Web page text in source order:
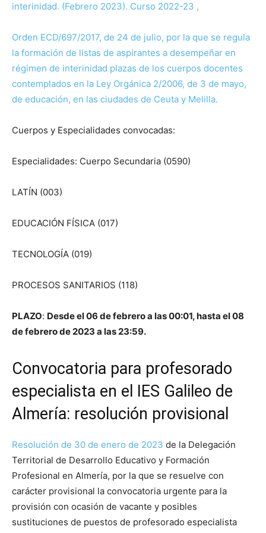
interinidad. (Febrero 2023). Curso 2022-23 ,
Orden ECD/697/2017, de 24 de julio, por la que se regula
la formación de listas de aspirantes a desempeñar en
régimen de interinidad plazas de los cuerpos docentes
contemplados en la Ley Orgánica 2/2006, de 3 de mayo,
de educación, en las ciudades de Ceuta y Melilla.
Cuerpos y Especialidades convocadas:
Especialidades: Cuerpo Secundaria (0590)
LATÍN (003)
EDUCACIÓN FÍSICA (017)
TECNOLOGÍA (019)
PROCESOS SANITARIOS (118)
PLAZO: Desde el 06 de febrero a las 00:01, hasta el 08
de febrero de 2023 a las 23:59.
Convocatoria para profesorado
especialista en el IES Galileo de
Almería: resolución provisional
Resolución de 30 de enero de 2023 de la Delegación
Territorial de Desarrollo Educativo y Formación
Profesional en Almería, por la que se resuelve con
carácter provisional la convocatoria urgente para la
provisión con ocasión de vacante y posibles
sustituciones de puestos de profesorado especialista